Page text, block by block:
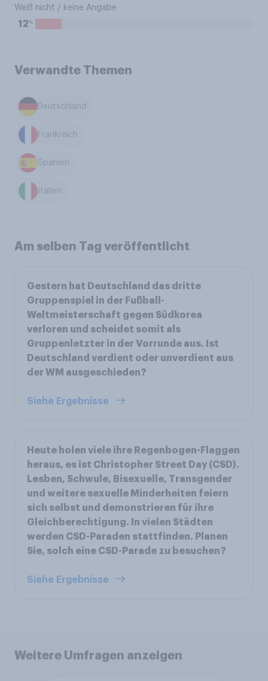
Weiß nicht / keine Angabe
12%
Verwandte Themen
Deutschland
Frankreich
Spanien
Italien
Am selben Tag veröffentlicht
Gestern hat Deutschland das dritte
Gruppenspiel in der Fußball-
Weltmeisterschaft gegen Südkorea
verloren und scheidet somit als
Gruppenletzter in der Vorrunde aus. Ist
Deutschland verdient oder unverdient aus
der WM ausgeschieden?
Siehe Ergebnisse
Heute holen viele ihre Regenbogen-Flaggen
heraus, es ist Christopher Street Day (CSD).
Lesben, Schwule, Bisexuelle, Transgender
und weitere sexuelle Minderheiten feiern
sich selbst und demonstrieren für ihre
Gleichberechtigung. In vielen Städten
werden CSD-Paraden stattfinden. Planen
Sie, solch eine CSD-Parade zu besuchen?
Siehe Ergebnisse
Weitere Umfragen anzeigen